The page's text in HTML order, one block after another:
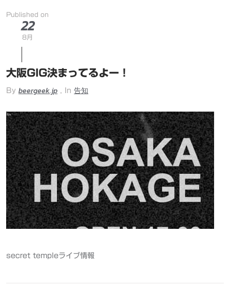
Published on
22
8月
大阪GIG決まってるよー！
By beergeek.jp , In 告知
secret templeライブ情報